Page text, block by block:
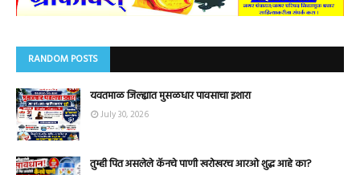
RANDOM POSTS
यवतमाळ जिल्ह्यात मुसळधार पावसाचा इशारा
July 30, 2026
तुम्ही पित असलेले कॅनचे पाणी खरोखरच आरओ शुद्ध आहे का?